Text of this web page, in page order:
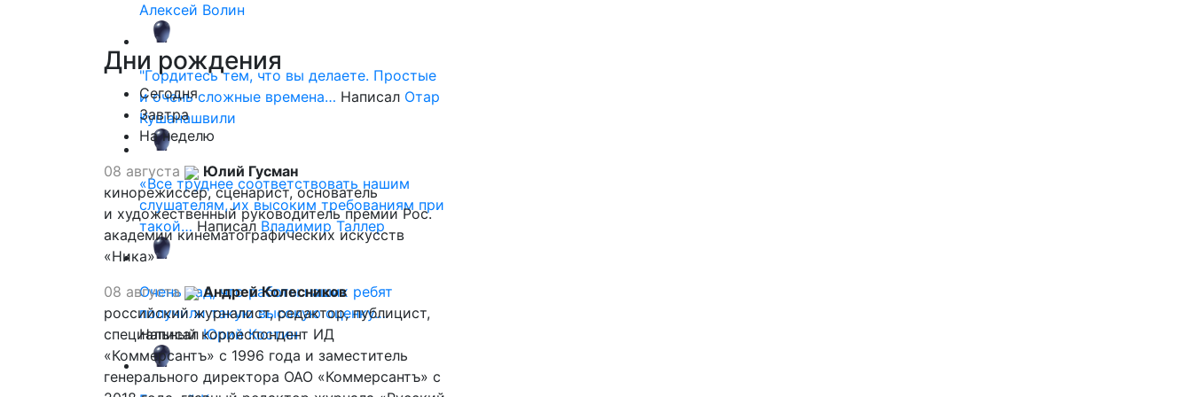
Алексей Волин
"Гордитесь тем, что вы делаете. Простые
и очень сложные времена… Написал Отар
Кушанашвили
«Все труднее соответствовать нашим
слушателям, их высоким требованиям при
такой… Написал Владимир Таллер
Очень рад, что работы наших ребят
получили такую высокую оценку…
НаписалЮрий Костин
Дни рождения
Сегодня
Завтра
На неделю
08 августа
Юлий Гусман
кинорежиссер, сценарист, основатель
и художественный руководитель премии Рос.
академии кинематографических искусств
«Ника»
08 августа
Андрей Колесников
российский журналист, редактор, публицист,
специальный корреспондент ИД
«Коммерсантъ» с 1996 года и заместитель
генерального директора ОАО «Коммерсантъ» с